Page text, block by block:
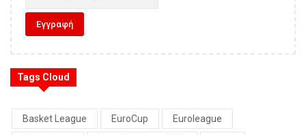
Tags Cloud
Basket League EuroCup Euroleague